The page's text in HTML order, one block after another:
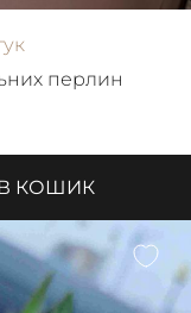
перлин
КОШИК